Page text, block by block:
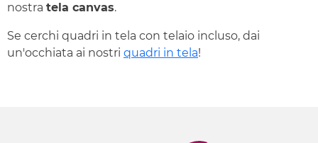
nostra tela canvas.
Se cerchi quadri in tela con telaio incluso, dai
un'occhiata ai nostri quadri in tela!